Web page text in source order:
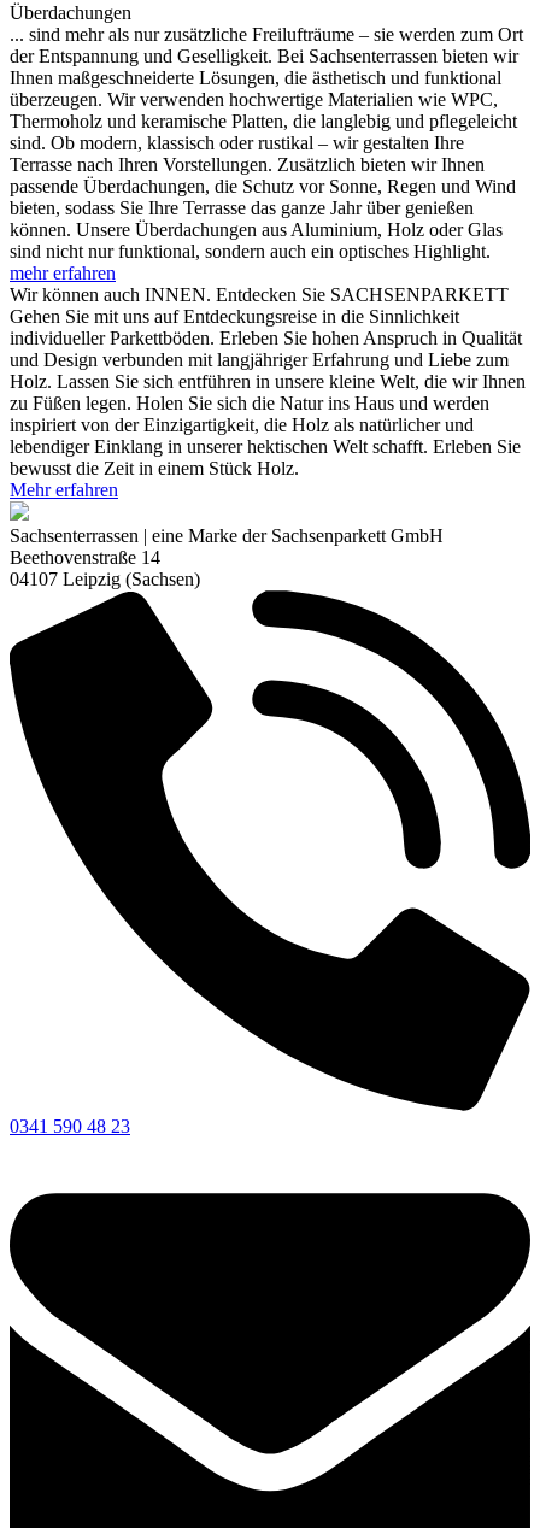
Überdachungen
... sind mehr als nur zusätzliche Freilufträume – sie werden zum Ort
der Entspannung und Geselligkeit. Bei Sachsenterrassen bieten wir
Ihnen maßgeschneiderte Lösungen, die ästhetisch und funktional
überzeugen. Wir verwenden hochwertige Materialien wie WPC,
Thermoholz und keramische Platten, die langlebig und pflegeleicht
sind. Ob modern, klassisch oder rustikal – wir gestalten Ihre
Terrasse nach Ihren Vorstellungen. Zusätzlich bieten wir Ihnen
passende Überdachungen, die Schutz vor Sonne, Regen und Wind
bieten, sodass Sie Ihre Terrasse das ganze Jahr über genießen
können. Unsere Überdachungen aus Aluminium, Holz oder Glas
sind nicht nur funktional, sondern auch ein optisches Highlight.
mehr erfahren
Wir können auch INNEN. Entdecken Sie SACHSENPARKETT
Gehen Sie mit uns auf Entdeckungsreise in die Sinnlichkeit
individueller Parkettböden. Erleben Sie hohen Anspruch in Qualität
und Design verbunden mit langjähriger Erfahrung und Liebe zum
Holz. Lassen Sie sich entführen in unsere kleine Welt, die wir Ihnen
zu Füßen legen. Holen Sie sich die Natur ins Haus und werden
inspiriert von der Einzigartigkeit, die Holz als natürlicher und
lebendiger Einklang in unserer hektischen Welt schafft. Erleben Sie
bewusst die Zeit in einem Stück Holz.
Mehr erfahren
Sachsenterrassen | eine Marke der Sachsenparkett GmbH
Beethovenstraße 14
04107 Leipzig (Sachsen)
0341 590 48 23